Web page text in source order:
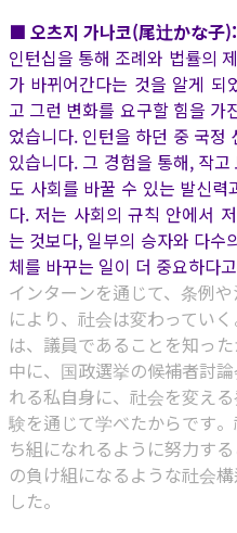
■ 오츠지 가나코(尾辻かな子):
인턴십을 통해 조례와 법률의
가 바뀌어간다는 것을 알게 되
고 그런 변화를 요구할 힘을 가
었습니다. 인턴을 하던 중 국정
있습니다. 그 경험을 통해, 작
도 사회를 바꿀 수 있는 발신
다. 저는 사회의 규칙 안에서
는 것보다, 일부의 승자와 다수
체를 바꾸는 일이 더 중요하다
インターンを通じて、条例
により、社会は変わってい
は、議員であることを知っ
中に、国政選挙の候補者討
れる私自身に、社会を変え
験を通じて学べたからです
ち組になれるように努力す
の負け組になるような社会
した。